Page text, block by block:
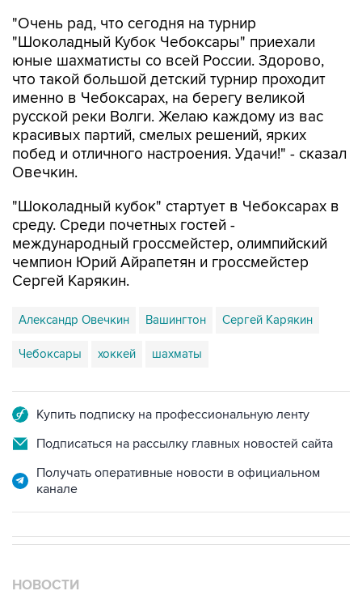
"Очень рад, что сегодня на турнир
"Шоколадный Кубок Чебоксары" приехали
юные шахматисты со всей России. Здорово,
что такой большой детский турнир проходит
именно в Чебоксарах, на берегу великой
русской реки Волги. Желаю каждому из вас
красивых партий, смелых решений, ярких
побед и отличного настроения. Удачи!" - сказал
Овечкин.
"Шоколадный кубок" стартует в Чебоксарах в
среду. Среди почетных гостей -
международный гроссмейстер, олимпийский
чемпион Юрий Айрапетян и гроссмейстер
Сергей Карякин.
Александр Овечкин Вашингтон Сергей Карякин
Чебоксары хоккей шахматы
Купить подписку на профессиональную ленту
Подписаться на рассылку главных новостей сайта
Получать оперативные новости в официальном
канале
НОВОСТИ